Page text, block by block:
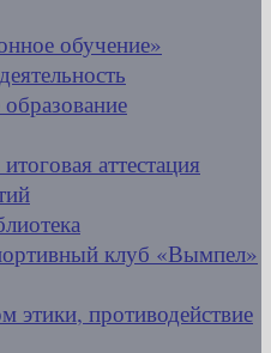
обучение»
аттестация
клуб «Вымпел»
этики, противодействие